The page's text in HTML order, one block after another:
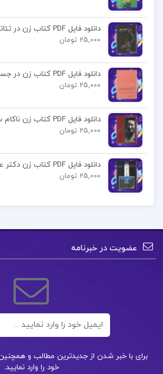
دانلود فایل PDF کتاب زن در تئاتر جهان منوچهر اکبرلو
25,000 تومان
دانلود فایل PDF کتاب زن در جستجوی رهایی ورنر تونسن
25,000 تومان
دانلود فایل PDF کتاب زن ناکام سیمون دوبوآر
25,000 تومان
دانلود فایل PDF کتاب زن دکتر علی شریعتی
25,000 تومان
عضویت در خبرنامه
برای با خبر شدن از جدیدترین مطالب و
خود را وارد نمایید.